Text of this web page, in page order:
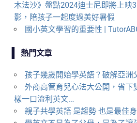
木法沙》盤點2024迪士尼即將上映
影，陪孩子一起度過美好暑假
國小英文學習的重要性 |
熱門文章
孩子幾歲開始學英語？破解亞洲
外商高管育兒心法大公開，省下
樣一口流利英文...
親子共學英語 是趨勢 也是最佳